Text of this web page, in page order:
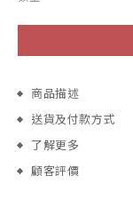
商品描述
送貨及付款方式
了解更多
顧客評價